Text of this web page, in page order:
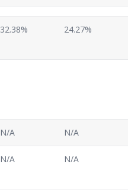
32.38% 24.27%
N/A N/A
N/A N/A